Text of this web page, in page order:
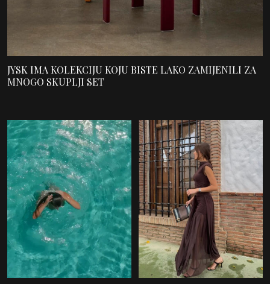
JYSK IMA KOLEKCIJU KOJU BISTE LAKO ZAMIJENILI ZA
MNOGO SKUPLJI SET